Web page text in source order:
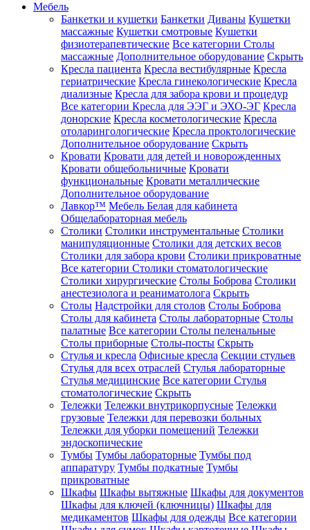
Мебель
Банкетки и кушетки Банкетки Диваны Кушетки
массажные Кушетки смотровые Кушетки
физиотерапевтические Все категории Столы
массажные Дополнительное оборудование Скрыть
Кресла пациента Кресла вестибулярные Кресла
гериатрические Кресла гинекологические Кресла
диализные Кресла для забора крови и процедур
Все категории Кресла для ЭЭГ и ЭХО-ЭГ Кресла
донорские Кресла косметологические Кресла
отоларингологические Кресла проктологические
Дополнительное оборудование Скрыть
Кровати Кровати для детей и новорожденных
Кровати общебольничные Кровати
функциональные Кровати металлические
Дополнительное оборудование
Лавкор™ Мебель Белая для кабинета
Общелабораторная мебель
Столики Столики инструментальные Столики
манипуляционные Столики для детских весов
Столики для забора крови Столики прикроватные
Все категории Столики стоматологические
Столики хирургические Столы Боброва Столики
анестезиолога и реаниматолога Скрыть
Столы Надстройки для столов Столы Боброва
Столы для кабинета Столы лабораторные Столы
палатные Все категории Столы пеленальные
Столы приборные Столы-посты Скрыть
Стулья и кресла Офисные кресла Секции стульев
Стулья для всех отраслей Стулья лабораторные
Стулья медицинские Все категории Стулья
стоматологические Скрыть
Тележки Тележки внутрикорпусные Тележки
грузовые Тележки для перевозки больных
Тележки для уборки помещений Тележки
эндоскопические
Тумбы Тумбы лабораторные Тумбы под
аппаратуру Тумбы подкатные Тумбы
прикроватные
Шкафы Шкафы вытяжные Шкафы для документов
Шкафы для ключей (ключницы) Шкафы для
медикаментов Шкафы для одежды Все категории